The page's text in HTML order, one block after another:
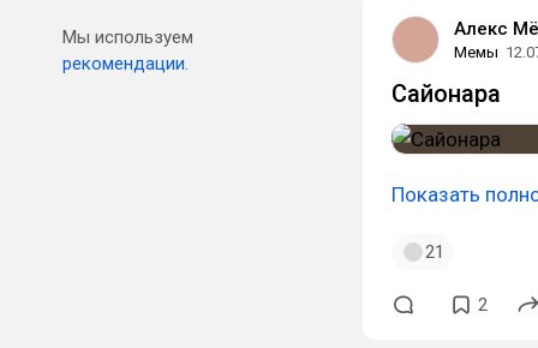
Мы используем
рекомендации.
Алекс
Мемы
Сайонара
Показать
21
2